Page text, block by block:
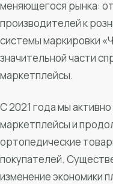
меняющегося рынка:
производителей к
системы маркировки
значительной части
маркетплейсы.
С 2021 года мы
маркетплейсы и
ортопедические
покупателей.
изменение экономики